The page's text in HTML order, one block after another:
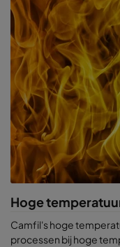
Hoge
Camfil's hoge
processen bij hoge